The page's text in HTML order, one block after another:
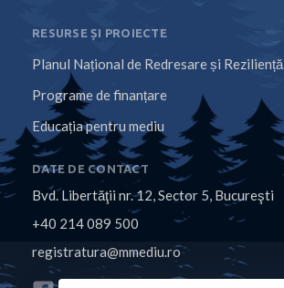
RESURSE ȘI PROIECTE
Planul Național de Redresare și Reziliență
Programe de finanțare
Educația pentru mediu
DATE DE CONTACT
Bvd. Libertăţii nr. 12, Sector 5, Bucureşti
+40 214 089 500
registratura@mmediu.ro